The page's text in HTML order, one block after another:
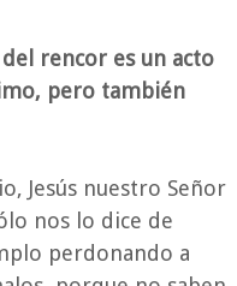
rencor es un acto
pero también
Jesús nuestro Señor
nos lo dice de
perdonando a